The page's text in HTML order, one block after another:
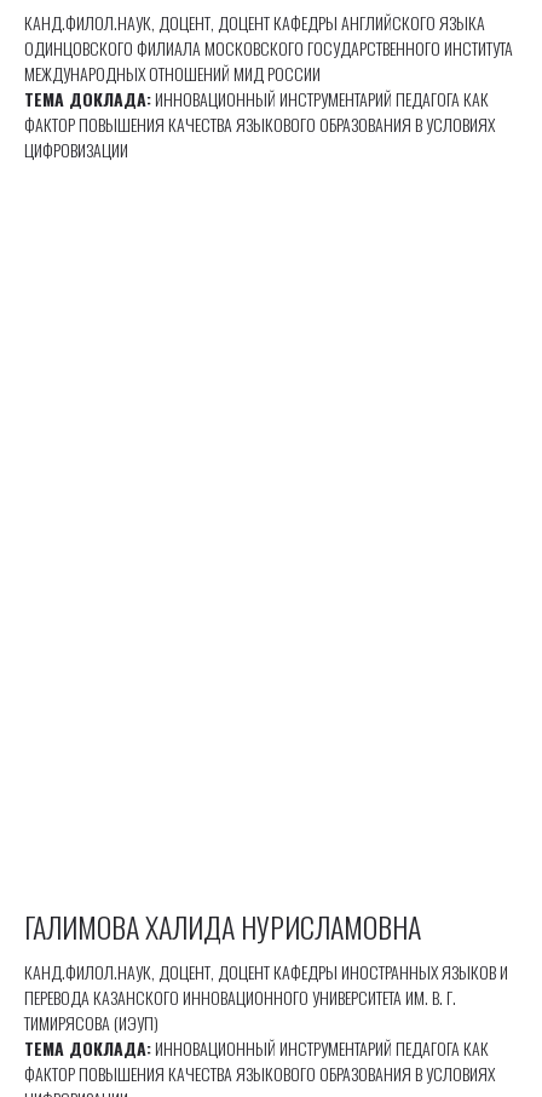
КАНД.ФИЛОЛ.НАУК, ДОЦЕНТ, ДОЦЕНТ КАФЕДРЫ АНГЛИЙСКОГО ЯЗЫКА
ОДИНЦОВСКОГО ФИЛИАЛА МОСКОВСКОГО ГОСУДАРСТВЕННОГО ИНСТИТУТА
МЕЖДУНАРОДНЫХ ОТНОШЕНИЙ МИД РОССИИ
ТЕМА ДОКЛАДА:ИННОВАЦИОННЫЙ ИНСТРУМЕНТАРИЙ ПЕДАГОГА КАК
ФАКТОР ПОВЫШЕНИЯ КАЧЕСТВА ЯЗЫКОВОГО ОБРАЗОВАНИЯ В УСЛОВИЯХ
ЦИФРОВИЗАЦИИ
ГАЛИМОВА ХАЛИДА НУРИСЛАМОВНА
КАНД.ФИЛОЛ.НАУК, ДОЦЕНТ, ДОЦЕНТ КАФЕДРЫ ИНОСТРАННЫХ ЯЗЫКОВ И
ПЕРЕВОДА КАЗАНСКОГО ИННОВАЦИОННОГО УНИВЕРСИТЕТА ИМ. В. Г.
ТИМИРЯСОВА (ИЭУП)
ТЕМА ДОКЛАДА:ИННОВАЦИОННЫЙ ИНСТРУМЕНТАРИЙ ПЕДАГОГА КАК
ФАКТОР ПОВЫШЕНИЯ КАЧЕСТВА ЯЗЫКОВОГО ОБРАЗОВАНИЯ В УСЛОВИЯХ